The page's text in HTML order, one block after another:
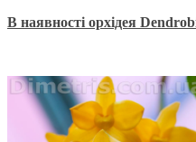
В наявності орхідея